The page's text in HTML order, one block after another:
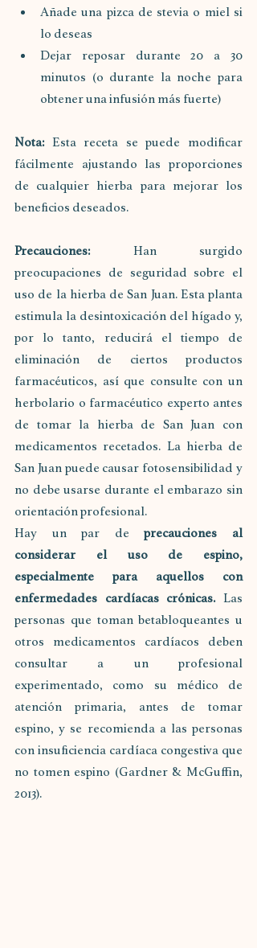
Añade una pizca de stevia o miel si
lo deseas
Dejar reposar durante 20 a 30
minutos (o durante la noche para
obtener una infusión más fuerte)
Nota: Esta receta se puede modificar
fácilmente ajustando las proporciones
de cualquier hierba para mejorar los
beneficios deseados.
Precauciones: Han surgido
preocupaciones de seguridad sobre el
uso de la hierba de San Juan. Esta planta
estimula la desintoxicación del hígado y,
por lo tanto, reducirá el tiempo de
eliminación de ciertos productos
farmacéuticos, así que consulte con un
herbolario o farmacéutico experto antes
de tomar la hierba de San Juan con
medicamentos recetados. La hierba de
San Juan puede causar fotosensibilidad y
no debe usarse durante el embarazo sin
orientación profesional.
Hay un par de precauciones al
considerar el uso de espino,
especialmente para aquellos con
enfermedades cardíacas crónicas. Las
personas que toman betabloqueantes u
otros medicamentos cardíacos deben
consultar a un profesional
experimentado, como su médico de
atención primaria, antes de tomar
espino, y se recomienda a las personas
con insuficiencia cardíaca congestiva que
no tomen espino (Gardner & McGuffin,
2013).